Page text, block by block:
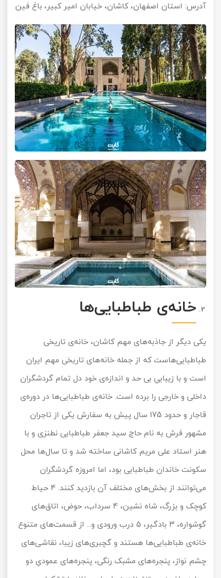
آدرس: استان اصفهان، کاشان، خیابان امیر کبیر، باغ فین
خانه‌ی طباطبایی‌ها
یکی دیگر از جاذبه‌های مهم کاشان، خانه‌ی تاریخی
طباطبایی‌هاست که از جمله خانه‌های تاریخی مهم ایران
است و با زیباییِ بی حد و اندازه‌ی خود دل تمام گردشگران
داخلی و خارجی را برده است. خانه‌ی طباطبایی‌ها در دوره‌ی
قاجار و حدود 175 سال پیش به سفارش یکی از تاجران
مشهور فرش به نام حاج سید جعفر طباطبایی نطنزی و با
هنر استاد علی مریم کاشانی ساخته شد و تا سال‌ها محل
سکونت خاندان طباطبایی بود، اما امروزه گردشگران
می‌توانند از بخش‌های مختلف آن بازدید کنند. 4 حیاط
کوچک و بزرگ، شاه نشین، 4 سرداب، حوض، اتاق‌های
گوشواره، 3 بادگیر، 5 درب ورودی و... از قسمت‌های متنوع
خانه‌ی طباطبایی‌ها هستند و گچبری‌های زیبا، نقاشی‌های
چشم نواز، پنجره‌های مشبک رنگی، پنجره‌های عمودیِ دو